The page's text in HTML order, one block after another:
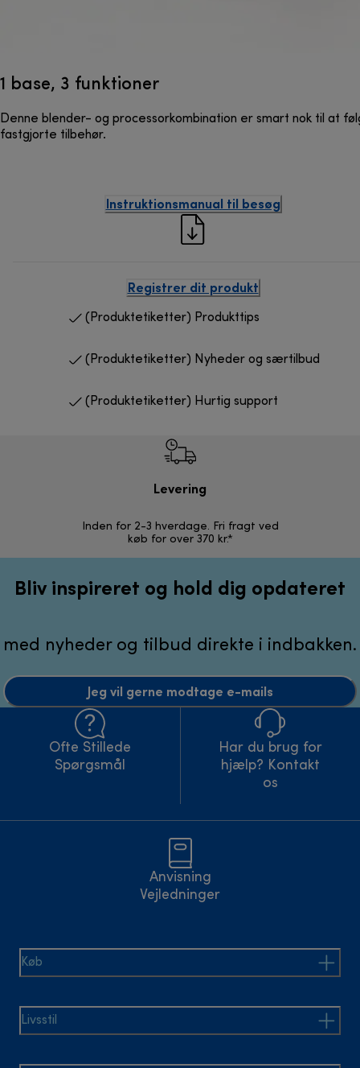
1 base, 3 funktioner
Denne blender- og processorkombination er smart nok til at
fastgjorte tilbehør.
Instruktionsmanual til besøg
Registrer dit produkt
(Produktetiketter) Produkttips
(Produktetiketter) Nyheder og særtilbud
(Produktetiketter) Hurtig support
Levering
Inden for 2-3 hverdage. Fri fragt ved
køb for over 370 kr.*
Bliv inspireret og hold dig opdateret
med nyheder og tilbud direkte i indbakken.
Jeg vil gerne modtage e-mails
Ofte Stillede
Spørgsmål
Har du brug for
hjælp? Kontakt
os
Anvisning
Vejledninger
Køb
Livsstil